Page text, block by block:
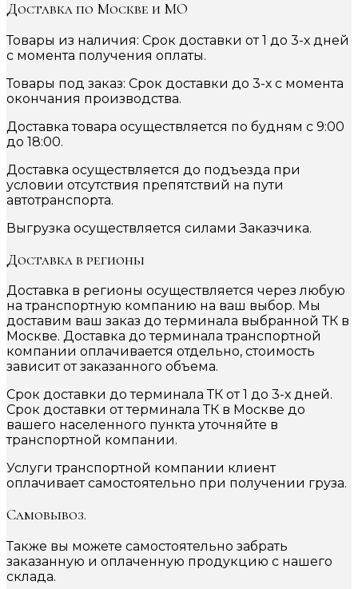
Доставка по Москве и МО
Товары из наличия: Срок доставки от 1 до 3-х дней
с момента получения оплаты.
Товары под заказ: Срок доставки до 3-х с момента
окончания производства.
Доставка товара осуществляется по будням с 9:00
до 18:00.
Доставка осуществляется до подъезда при
условии отсутствия препятствий на пути
автотранспорта.
Выгрузка осуществляется силами Заказчика.
Доставка в регионы
Доставка в регионы осуществляется через любую
на транспортную компанию на ваш выбор. Мы
доставим ваш заказ до терминала выбранной ТК в
Москве. Доставка до терминала транспортной
компании оплачивается отдельно, стоимость
зависит от заказанного объема.
Срок доставки до терминала ТК от 1 до 3-х дней.
Срок доставки от терминала ТК в Москве до
вашего населенного пункта уточняйте в
транспортной компании.
Услуги транспортной компании клиент
оплачивает самостоятельно при получении груза.
Самовывоз.
Также вы можете самостоятельно забрать
заказанную и оплаченную продукцию с нашего
склада.